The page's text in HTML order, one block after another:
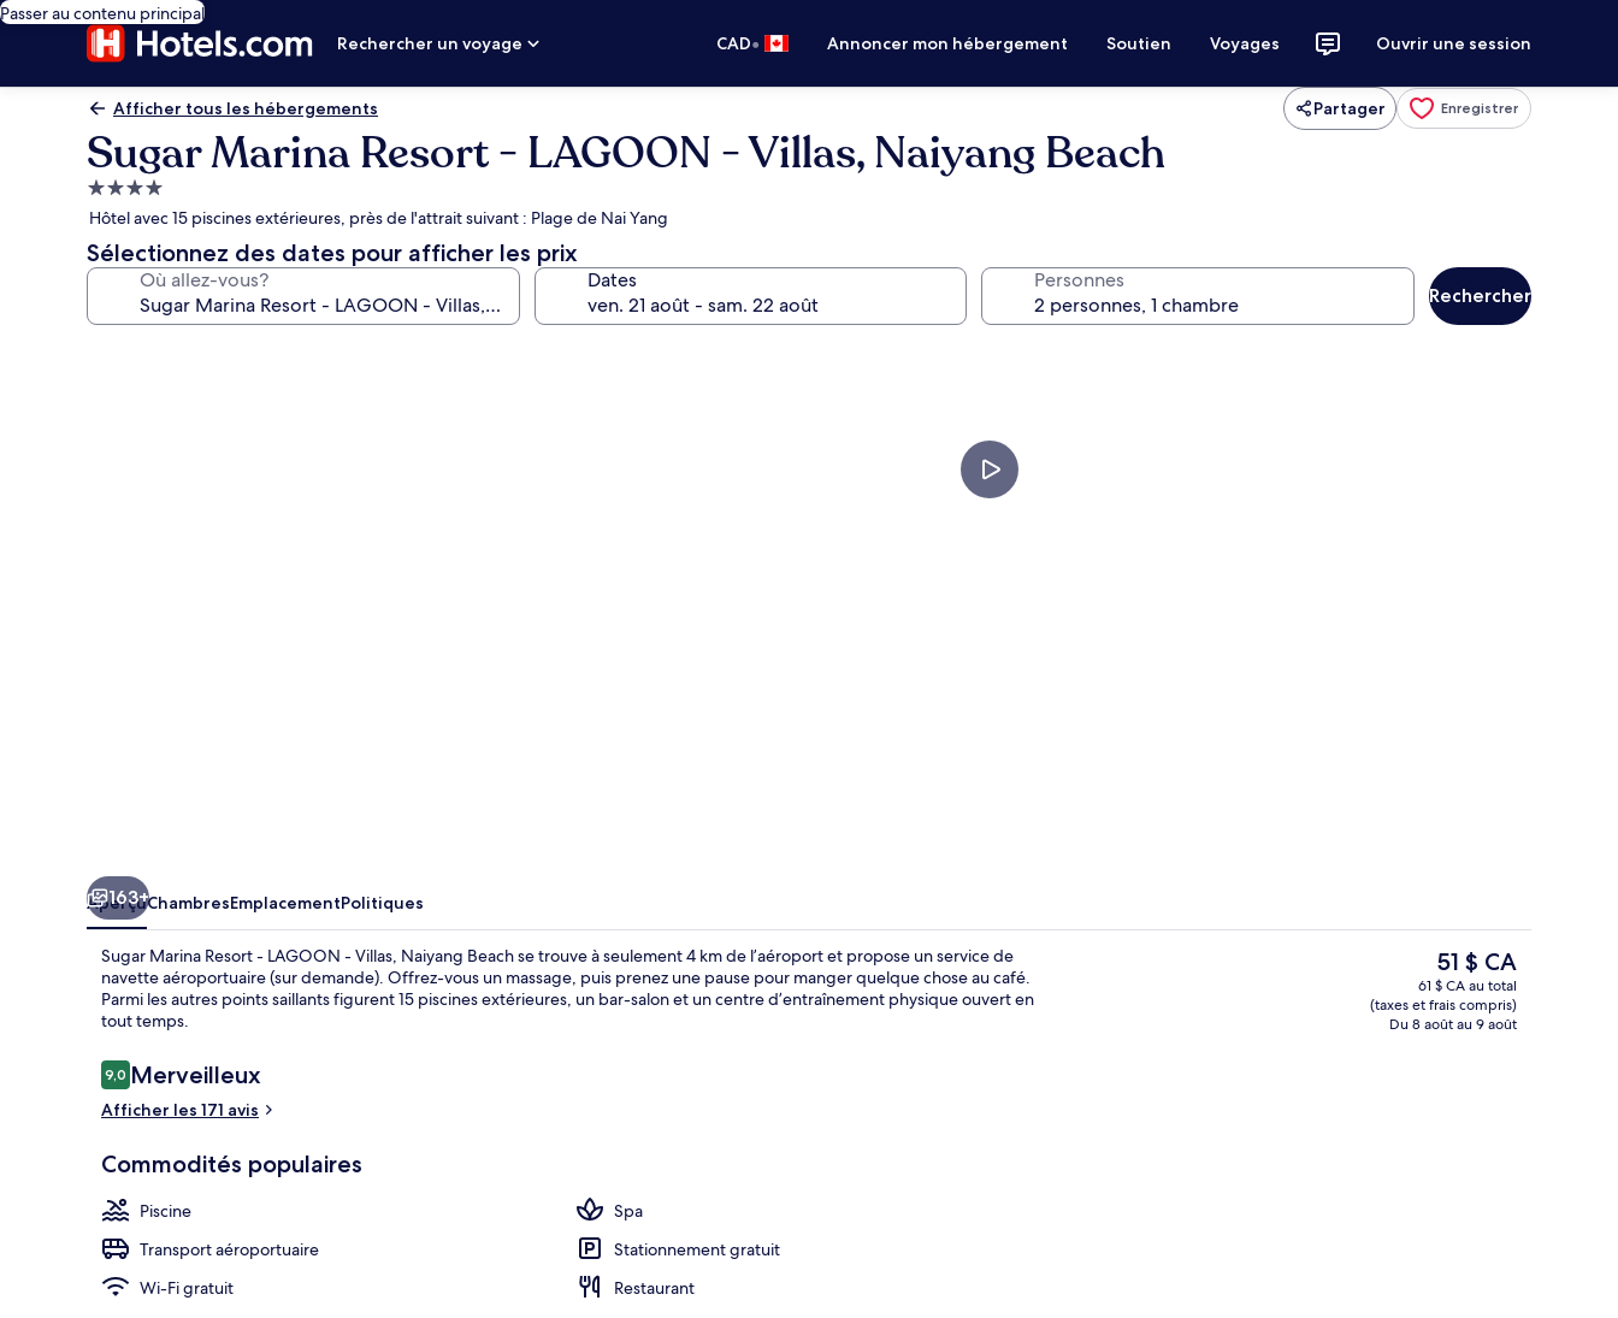
Passer au contenu principal
Rechercher un voyage
CAD• Annoncer mon hébergement Soutien Voyages Ouvrir une session
Afficher tous les hébergements Partager Enregistrer
Sugar Marina Resort - LAGOON - Villas, Naiyang Beach
Hébergement
4.0 étoiles
Hôtel avec 15 piscines extérieures, près de l'attrait suivant : Plage de Nai Yang
Sélectionnez des dates pour afficher les prix
Où allez-vous? Dates Personnes
Rechercher
Two-bedroom Lagoon Suite Villa (Up to 4 Guests) (Free Drop-off Airport Transfer) |
Restaurant
163+
AperçuChambresEmplacementPolitiques
Sugar Marina Resort - LAGOON - Villas, Naiyang Beach se trouve à seulement 4 km de l’aéroport et propose un service de
navette aéroportuaire (sur demande). Offrez-vous un massage, puis prenez une pause pour manger quelque chose au café.
Parmi les autres points saillants figurent 15 piscines extérieures, un bar-salon et un centre d’entraînement physique ouvert en
tout temps.
Avis
9,09,0 sur 10 –
Merveilleux
Afficher les 171 avis
Commodités populaires
Piscine
Spa
Transport aéroportuaire
Stationnement gratuit
Wi-Fi gratuit
Restaurant
Le
prix
actuel
est
51 $ CA
61 $ CA au total
(taxes et frais compris)
Du 8 août au 9 août